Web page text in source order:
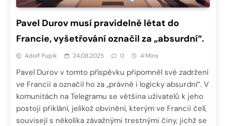
Pavel Durov musí pravidelně létat do
Francie, vyšetřování označil za „absurdní“.
Adolf Pupík 24.08.2025 0 4 Mins
Pavel Durov v tomto příspěvku připomněl své zadržení
ve Francii a označil ho za „právně i logicky absurdní“. V
komunitách na Telegramu se většina uživatelů k jeho
postoji přiklání, jelikož obvinění, kterým ve Francii čelí,
souvisejí s několika závažnými trestnými činy, jichž se